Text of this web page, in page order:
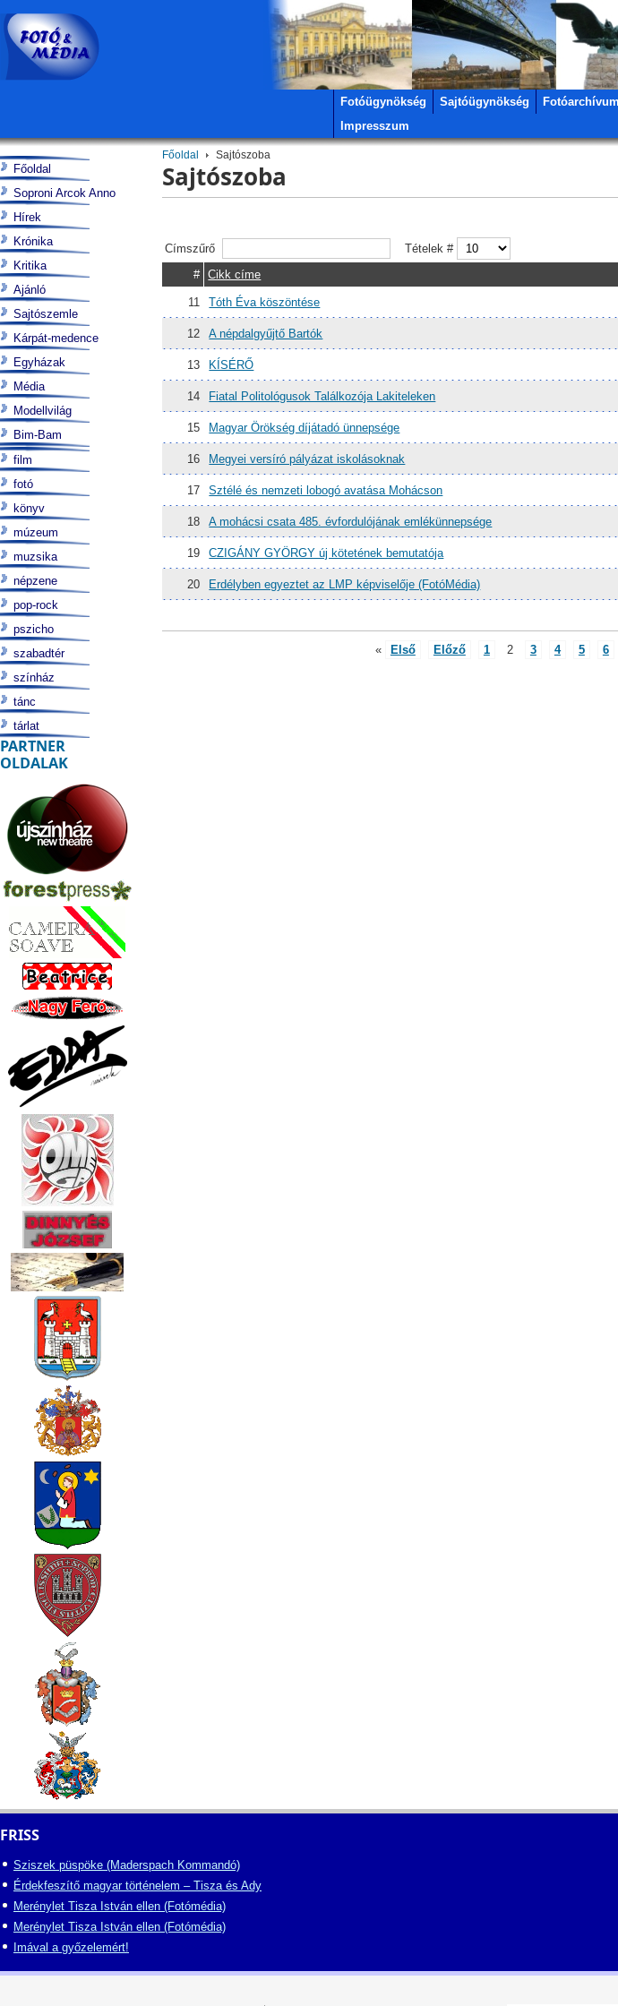
Fotóügynökség Sajtóügynökség Fotóarchívum
Impresszum
Főoldal Sajtószoba
Sajtószoba
Címszűrő
Tételek #
# Cikk címe
11 Tóth Éva köszöntése
12 A népdalgyűjtő Bartók
13 KÍSÉRŐ
14 Fiatal Politológusok Találkozója Lakiteleken
15 Magyar Örökség díjátadó ünnepsége
16 Megyei versíró pályázat iskolásoknak
17 Sztélé és nemzeti lobogó avatása Mohácson
18 A mohácsi csata 485. évfordulójának emlékünnepsége
19 CZIGÁNY GYÖRGY új kötetének bemutatója
20 Erdélyben egyeztet az LMP képviselője (FotóMédia)
« Első Előző 1 2 3 4 5 6
Főoldal
Soproni Arcok Anno
Hírek
Krónika
Kritika
Ajánló
Sajtószemle
Kárpát-medence
Egyházak
Média
Modellvilág
Bim-Bam
film
fotó
könyv
múzeum
muzsika
népzene
pop-rock
pszicho
szabadtér
színház
tánc
tárlat
PARTNER
OLDALAK
FRISS
Sziszek püspöke (Maderspach Kommandó)
Érdekfeszítő magyar történelem – Tisza és Ady
Merénylet Tisza István ellen (Fotómédia)
Merénylet Tisza István ellen (Fotómédia)
Imával a győzelemért!